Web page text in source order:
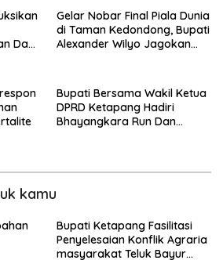
Dan
Gelar Nobar Final Piala Dunia
di Taman Kedondong, Bupati
Alexander Wilyo Jagokan
Bupati Bersama Wakil Ketua
DPRD Ketapang Hadiri
Bhayangkara Run Dan
kamu
Bupati Ketapang Fasilitasi
Penyelesaian Konflik Agraria
masyarakat Teluk Bayur